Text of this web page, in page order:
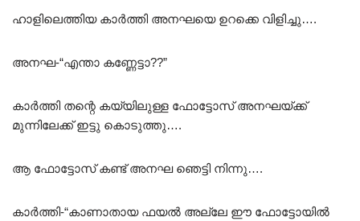
ഹാളിലെത്തിയ കാർത്തി അനഘയെ ഉറക്കെ വിളിച്ചു….
അനഘ-“എന്താ കണ്ണേട്ടാ??”
കാർത്തി തന്റെ കയ്യിലുള്ള ഫോട്ടോസ് അനഘയ്ക്ക്
മുന്നിലേക്ക് ഇട്ടു കൊടുത്തു….
ആ ഫോട്ടോസ് കണ്ട് അനഘ ഞെട്ടി നിന്നു….
കാർത്തി-“കാണാതായ ഫയൽ അല്ലേ ഈ ഫോട്ടോയിൽ